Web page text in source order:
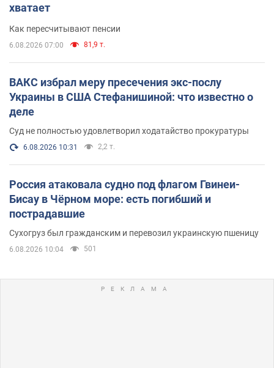
хватает
Как пересчитывают пенсии
6.08.2026 07:00 81,9 т.
ВАКС избрал меру пресечения экс-послу
Украины в США Стефанишиной: что известно о
деле
Суд не полностью удовлетворил ходатайство прокуратуры
6.08.2026 10:31 2,2 т.
Россия атаковала судно под флагом Гвинеи-
Бисау в Чёрном море: есть погибший и
пострадавшие
Сухогруз был гражданским и перевозил украинскую пшеницу
6.08.2026 10:04 501